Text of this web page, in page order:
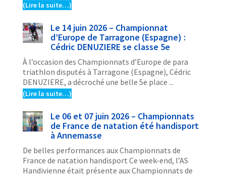
(Lire la suite…)
Le 14 juin 2026 – Championnat
d’Europe de Tarragone (Espagne) :
Cédric DENUZIERE se classe 5e
À l’occasion des Championnats d’Europe de para
triathlon disputés à Tarragone (Espagne), Cédric
DENUZIERE, a décroché une belle 5e place ...
(Lire la suite…)
Le 06 et 07 juin 2026 – Championnats
de France de natation été handisport
à Annemasse
De belles performances aux Championnats de
France de natation handisport Ce week-end, l’AS
Handivienne était présente aux Championnats de